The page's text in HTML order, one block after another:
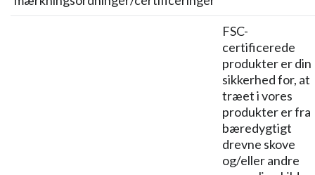
FSC-
certificerede
produkter er din
sikkerhed for, at
træet i vores
produkter er fra
bæredygtigt
drevne skove
og/eller andre